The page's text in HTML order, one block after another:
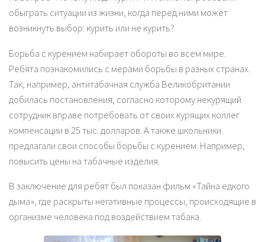
обыграть ситуации из жизни, когда перед ними может
возникнуть выбор: курить или не курить?
Борьба с курением набирает обороты во всем мире.
Ребята познакомились с мерами борьбы в разных странах.
Так, например, антитабачная служба Великобритании
добилась постановления, согласно которому некурящий
сотрудник вправе потребовать от своих курящих коллег
компенсации в 25 тыс. долларов. А также школьники
предлагали свои способы борьбы с курением. Например,
повысить цены на табачные изделия.
В заключение для ребят был показан фильм «Тайна едкого
дыма», где раскрыты негативные процессы, происходящие в
организме человека под воздействием табака.